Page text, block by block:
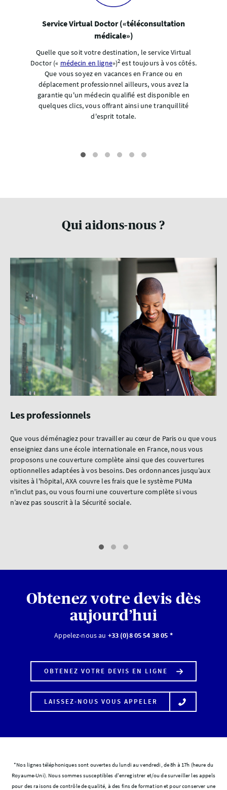
Service Virtual Doctor («téléconsultation
médicale»)
Quelle que soit votre destination, le service Virtual
Doctor (« médecin en ligne»)2 est toujours à vos côtés.
Que vous soyez en vacances en France ou en
déplacement professionnel ailleurs, vous avez la
garantie qu'un médecin qualifié est disponible en
quelques clics, vous offrant ainsi une tranquillité
d'esprit totale.
Qui aidons-nous ?
Les professionnels
Que vous déménagiez pour travailler au cœur de Paris ou que vous
enseigniez dans une école internationale en France, nous vous
proposons une couverture complète ainsi que des couvertures
optionnelles adaptées à vos besoins. Des ordonnances jusqu’aux
visites à l'hôpital, AXA couvre les frais que le système PUMa
n'inclut pas, ou vous fourni une couverture complète si vous
n’avez pas souscrit à la Sécurité sociale.
Obtenez votre devis dès
aujourd’hui
Appelez-nous au +33 (0)8 05 54 38 05 *
OBTENEZ VOTRE DEVIS EN LIGNE
LAISSEZ-NOUS VOUS APPELER
*Nos lignes téléphoniques sont ouvertes du lundi au vendredi, de 8h à 17h (heure du
Royaume-Uni). Nous sommes susceptibles d'enregistrer et/ou de surveiller les appels
pour des raisons de contrôle de qualité, à des fins de formation et pour conserver une